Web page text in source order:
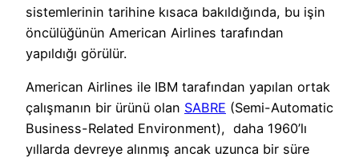
sistemlerinin tarihine kısaca bakıldığında, bu işin
öncülüğünün American Airlines tarafından
yapıldığı görülür.
American Airlines ile IBM tarafından yapılan ortak
çalışmanın bir ürünü olan SABRE (Semi-Automatic
Business-Related Environment), daha 1960’lı
yıllarda devreye alınmış ancak uzunca bir süre